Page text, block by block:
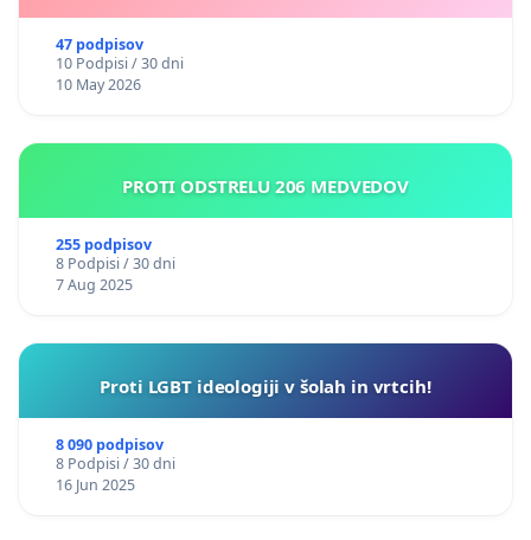
47 podpisov
10 Podpisi / 30 dni
10 May 2026
PROTI ODSTRELU 206 MEDVEDOV
255 podpisov
8 Podpisi / 30 dni
7 Aug 2025
Proti LGBT ideologiji v šolah in vrtcih!
8 090 podpisov
8 Podpisi / 30 dni
16 Jun 2025